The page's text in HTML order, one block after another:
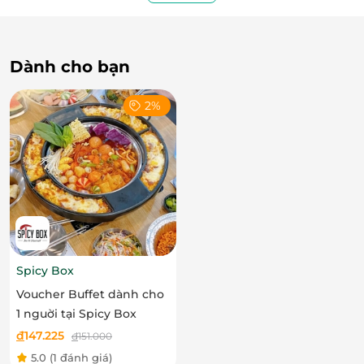
Yakiniku chuẩn Nhật – Nghệ thuật nướng tại
bàn
Bạn không chỉ ăn một bữa ăn – bạn đang thưởng
thức mộtnghệ thuật sống
nướng trực tiếp tại bàn, giúp giữ trọn độ mềm mại,
thơm lừng quyến rũ ngay từ giây đầu chạm lửa. Mỗi
lát thịt là một tuyệt phẩm, vừa đủ để tan chảy trong
miệng, nhưng đọng lại mãi dư vị khó quên.
Dành cho bạn
2%
Spicy Box
Voucher Buffet dành cho
1 nguời tại Spicy Box
đ147.225 đ151.000
5.0 (1 đánh giá)